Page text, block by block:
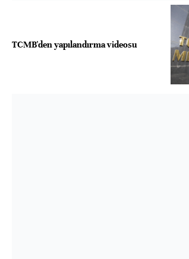
TCMB'den yapılandırma videosu